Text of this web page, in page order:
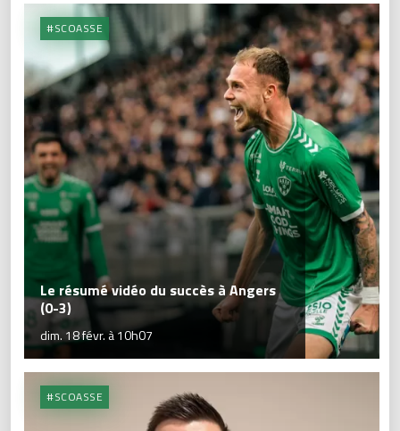
#SCOASSE
Le résumé vidéo du succès à Angers
(0-3)
dim. 18 févr. à 10h07
#SCOASSE